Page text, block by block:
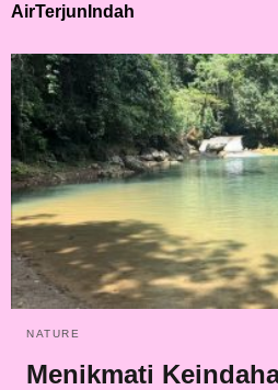
AirTerjunIndah
NATURE
Menikmati